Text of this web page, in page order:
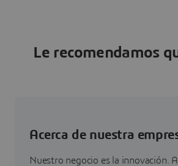
Le recomendamos
Acerca de nuestra
Nuestro negocio es la innovación.